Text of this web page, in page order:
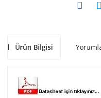
Ürün Bilgisi